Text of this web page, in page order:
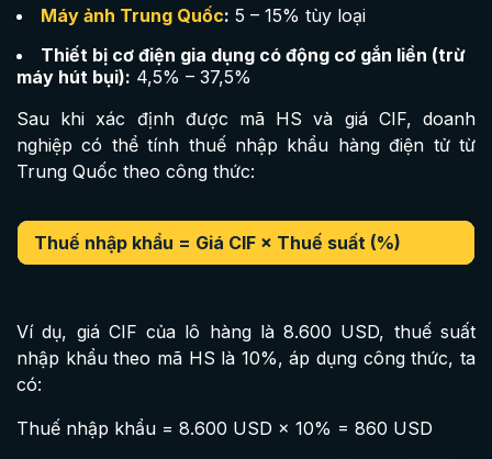
Máy ảnh Trung Quốc: 5 – 15% tùy loại
Thiết bị cơ điện gia dụng có động cơ gắn liền (trừ
máy hút bụi): 4,5% – 37,5%
Sau khi xác định được mã HS và giá CIF, doanh
nghiệp có thể tính thuế nhập khẩu hàng điện tử từ
Trung Quốc theo công thức:
Thuế nhập khẩu = Giá CIF × Thuế suất (%)
Ví dụ, giá CIF của lô hàng là 8.600 USD, thuế suất
nhập khẩu theo mã HS là 10%, áp dụng công thức, ta
có:
Thuế nhập khẩu = 8.600 USD × 10% = 860 USD